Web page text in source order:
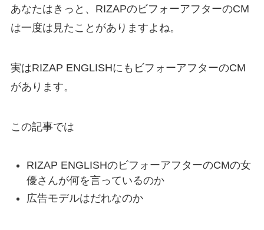
あなたはきっと、RIZAPのビフォーアフターのCM
は一度は見たことがありますよね。
実はRIZAP ENGLISHにもビフォーアフターのCM
があります。
この記事では
RIZAP ENGLISHのビフォーアフターのCMの女
優さんが何を言っているのか
広告モデルはだれなのか